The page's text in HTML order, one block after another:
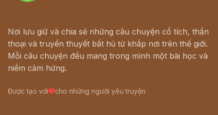
Nơi lưu giữ và chia sẻ những câu chuyện cổ tích, thần
thoại và truyền thuyết bất hủ từ khắp nơi trên thế giới.
Mỗi câu chuyện đều mang trong mình một bài học và
niềm cảm hứng.
Được tạo với cho những người yêu truyện